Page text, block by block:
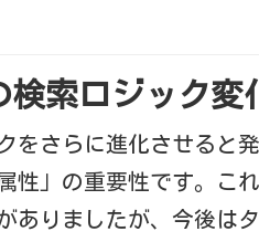
索ロジック変
をさらに進化させると発
性」の重要性です。こ
ありましたが、今後は